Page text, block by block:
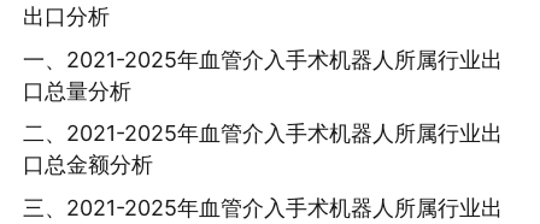
出口分析
一、2021-2025年血管介入手术机器人所属行业出
口总量分析
二、2021-2025年血管介入手术机器人所属行业出
口总金额分析
三、2021-2025年血管介入手术机器人所属行业出